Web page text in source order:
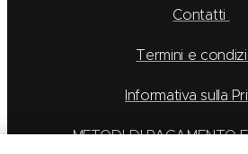
Contatti
Termini e
Informativa sulla
METODI DI PAGAMENTO